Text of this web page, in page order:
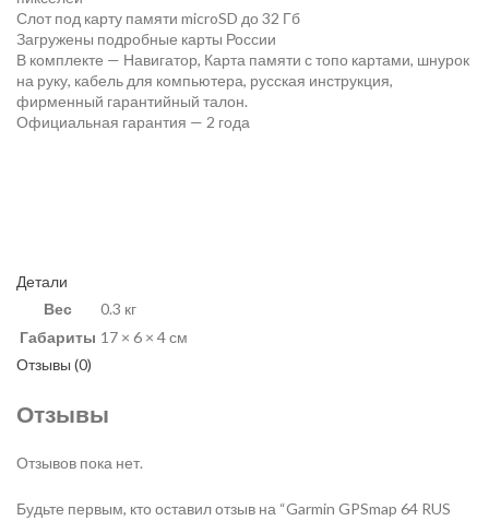
Слот под карту памяти microSD до 32 Гб
Загружены подробные карты России
В комплекте — Навигатор, Карта памяти с топо картами, шнурок
на руку, кабель для компьютера, русская инструкция,
фирменный гарантийный талон.
Официальная гарантия — 2 года
Детали
Вес
0.3 кг
Габариты 17 × 6 × 4 см
Отзывы (0)
Отзывы
Отзывов пока нет.
Будьте первым, кто оставил отзыв на “Garmin GPSmap 64 RUS